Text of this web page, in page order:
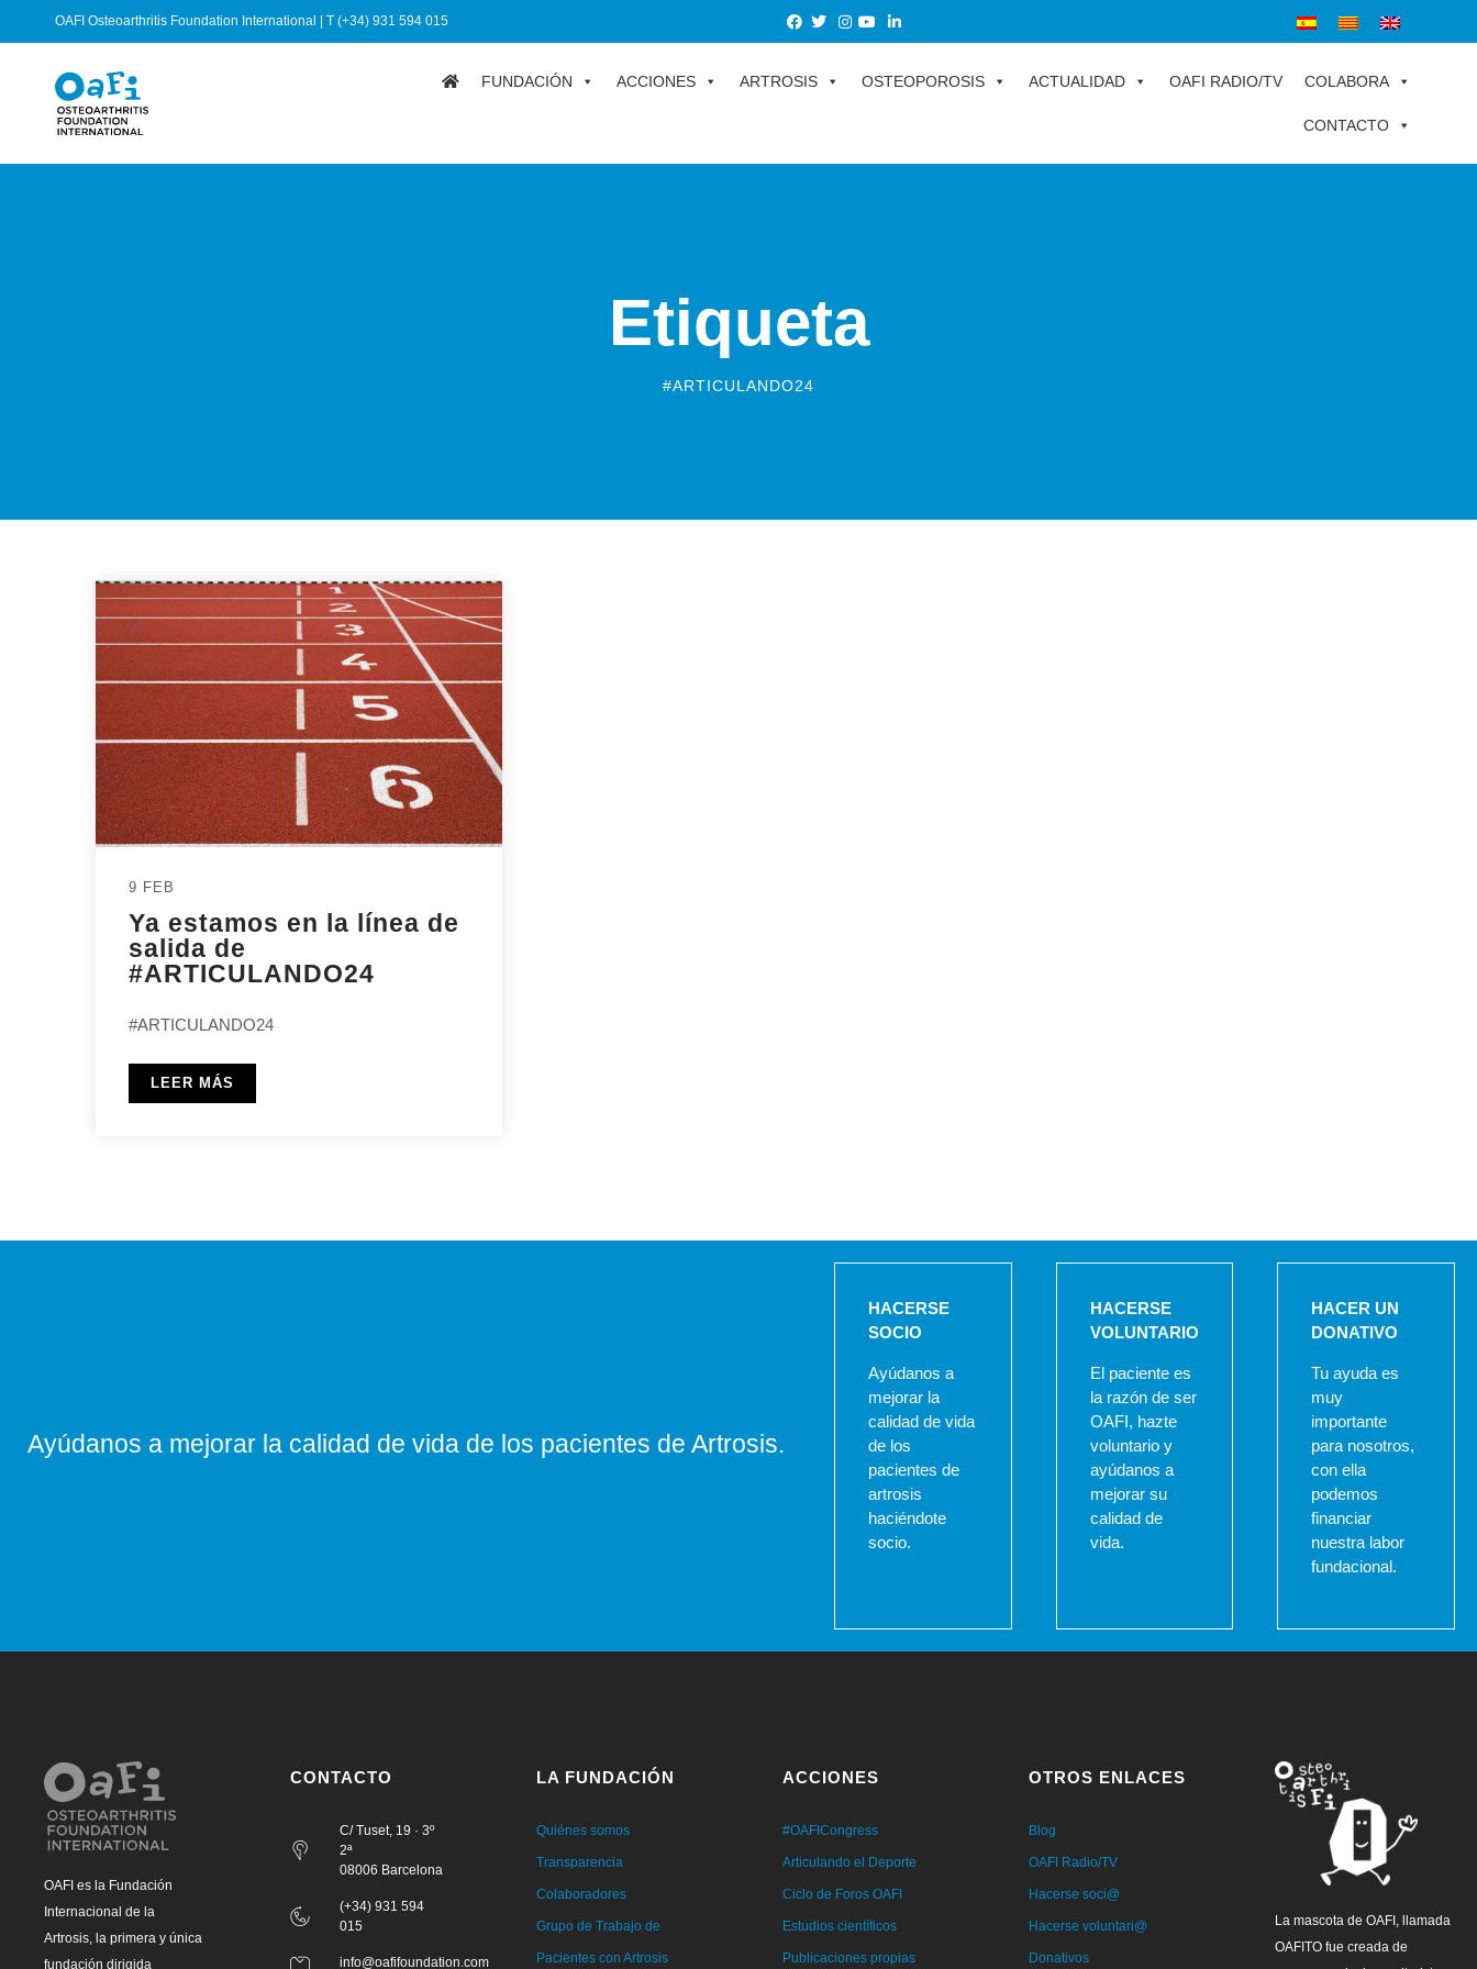
OAFI Osteoarthritis Foundation International | T (+34) 931 594 015
FUNDACIÓN ACCIONES ARTROSIS OSTEOPOROSIS ACTUALIDAD OAFI RADIO/TV COLABORA
CONTACTO
Etiqueta
#ARTICULANDO24
9 FEB
Ya estamos en la línea de
salida de
#ARTICULANDO24
#ARTICULANDO24
LEER MÁS
Ayúdanos a mejorar la calidad de vida de los pacientes de Artrosis.
HACERSE
SOCIO
Ayúdanos a
mejorar la
calidad de vida
de los
pacientes de
artrosis
haciéndote
socio.
HACERSE
VOLUNTARIO
El paciente es
la razón de ser
OAFI, hazte
voluntario y
ayúdanos a
mejorar su
calidad de
vida.
HACER UN
DONATIVO
Tu ayuda es
muy
importante
para nosotros,
con ella
podemos
financiar
nuestra labor
fundacional.
OAFI es la Fundación
Internacional de la
Artrosis, la primera y única
fundación dirigida
CONTACTO
C/ Tuset, 19 · 3º
2ª
08006 Barcelona
(+34) 931 594
015
info@oafifoundation.com
LA FUNDACIÓN
Quiénes somos
Transparencia
Colaboradores
Grupo de Trabajo de
Pacientes con Artrosis
ACCIONES
#OAFICongress
Articulando el Deporte
Ciclo de Foros OAFI
Estudios científicos
Publicaciones propias
OTROS ENLACES
Blog
OAFI Radio/TV
Hacerse soci@
Hacerse voluntari@
Donativos
La mascota de OAFI, llamada
OAFITO fue creada de